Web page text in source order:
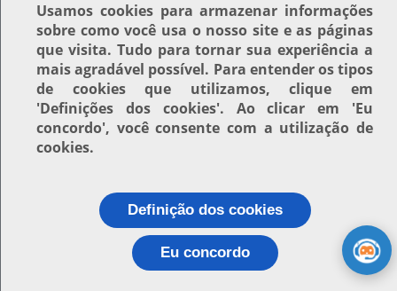
Usamos cookiespara armazenar informações
sobre como você usa o nosso site e as páginas
que visita. Tudo para tornar sua experiência a
mais agradável possível. Para entender os tipos
de cookies que utilizamos, clique em
'Definições dos cookies'. Ao clicar em 'Eu
concordo', você consente com a utilização de
cookies.